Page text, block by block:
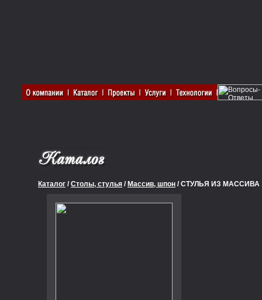
Каталог /Столы, стулья / Массив, шпон / СТУЛЬЯ ИЗ МАССИВА